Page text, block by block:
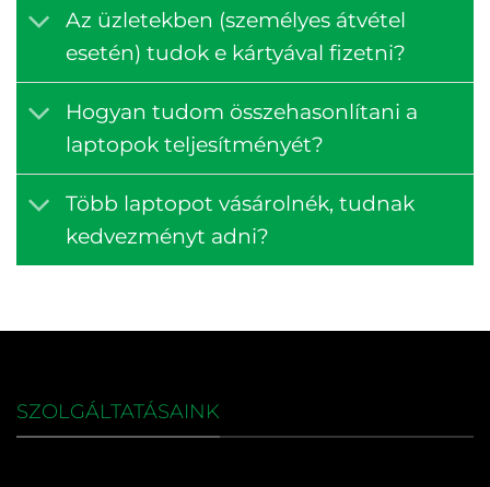
Az üzletekben (személyes átvétel
esetén) tudok e kártyával fizetni?
Hogyan tudom összehasonlítani a
laptopok teljesítményét?
Több laptopot vásárolnék, tudnak
kedvezményt adni?
SZOLGÁLTATÁSAINK